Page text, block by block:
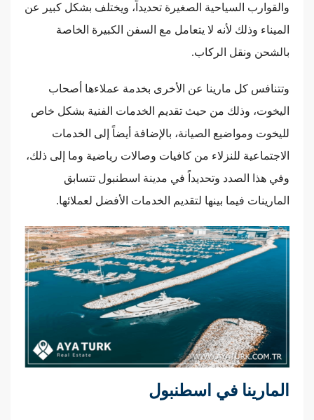
والقوارب السياحية الصغيرة تحديداً، ويختلف بشكل كبير عن
الميناء وذلك لأنه لا يتعامل مع السفن الكبيرة الخاصة
بالشحن ونقل الركاب.
وتتنافس كل مارينا عن الأخرى بخدمة عملاءها أصحاب
اليخوت، وذلك من حيث تقديم الخدمات الفنية بشكل خاص
لليخوت ومواضيع الصيانة، بالإضافة أيضاً إلى الخدمات
الاجتماعية للنزلاء من كافيات وصالات رياضية وما إلى ذلك،
وفي هذا الصدد وتحديداً في مدينة اسطنبول تتسابق
المارينات فيما بينها لتقديم الخدمات الأفضل لعملائها.
المارينا في اسطنبول